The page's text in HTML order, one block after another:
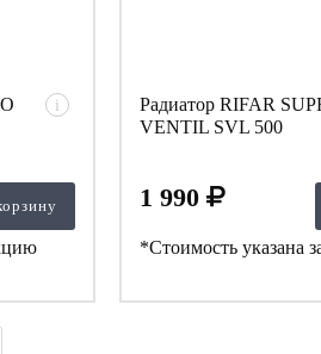
i
Радиатор RIFAR
VENTIL SVL 500
1 990
*Стоимость указана